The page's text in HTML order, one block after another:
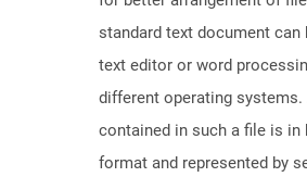
standard text document can
text editor or word
different operating
contained in such a file is in
format and represented by